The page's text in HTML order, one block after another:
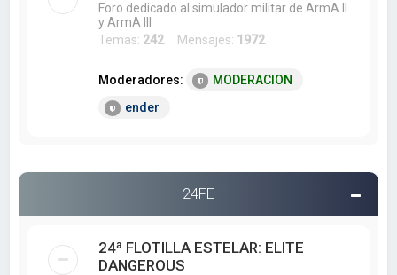
Foro dedicado al simulador militar de ArmA II
y ArmA III
Temas: 242Mensajes: 1972
Moderadores:
MODERACION
ender
24FE
24ª FLOTILLA ESTELAR: ELITE
DANGEROUS